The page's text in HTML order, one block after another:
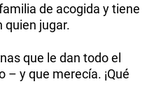
de acogida y tiene
quien jugar.
que le dan todo el
– y que merecía. ¡Qué